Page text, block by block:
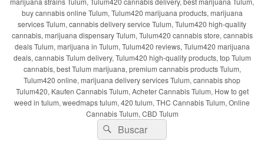
buy cannabis online Tulum, Tulum420 marijuana products, marijuana
services Tulum, cannabis delivery service Tulum, Tulum420 high-quality
cannabis, marijuana dispensary Tulum, Tulum420 cannabis store, cannabis
deals Tulum, marijuana in Tulum, Tulum420 reviews, Tulum420 marijuana
deals, cannabis Tulum delivery, Tulum420 high-quality products, top Tulum
cannabis, best Tulum marijuana, premium cannabis products Tulum,
Tulum420 online, marijuana delivery services Tulum, cannabis shop
Tulum420, Kaufen Cannabis Tulum, Acheter Cannabis Tulum, How to get
weed in tulum, weedmaps tulum, 420 tulum, THC Cannabis Tulum, Online
Cannabis Tulum, CBD Tulum
Buscar
por:
Buscar